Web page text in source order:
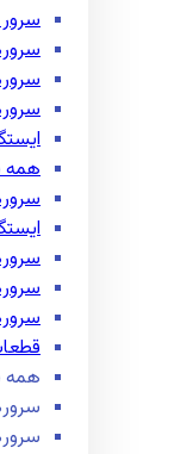
سرور
همه
همه